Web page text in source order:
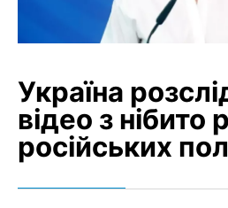
Україна
відео з нібито
російських